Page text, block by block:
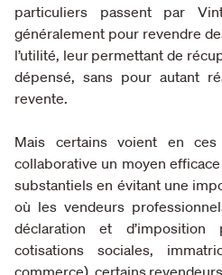
particuliers passent par
généralement pour revendre
l’utilité, leur permettant de
dépensé, sans pour autant
revente.
Mais certains voient en ces
collaborative un moyen
substantiels en évitant une
où les vendeurs
déclaration et d’imposition
cotisations sociales,
commerce), certains